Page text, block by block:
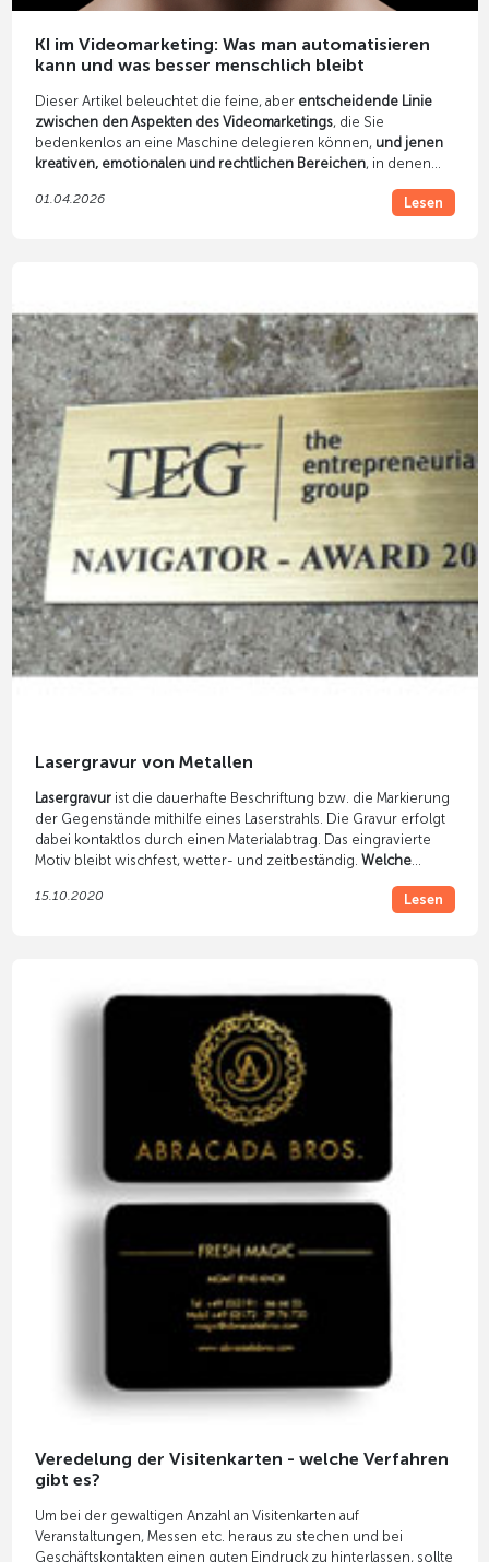
KI im Videomarketing: Was man automatisieren
kann und was besser menschlich bleibt
Dieser Artikel beleuchtet die feine, aber entscheidende Linie
zwischen den Aspekten des Videomarketings, die Sie
bedenkenlos an eine Maschine delegieren können, und jenen
kreativen, emotionalen und rechtlichen Bereichen, in denen
Nur wer diese Symbiose versteht, wird langfristig Kampagnen
01.04.2026 Lesen
Lasergravur von Metallen
Lasergravurist die dauerhafte Beschriftung bzw. die Markierung
der Gegenstände mithilfe eines Laserstrahls. Die Gravur erfolgt
dabei kontaktlos durch einen Materialabtrag. Das eingravierte
Motiv bleibt wischfest, wetter- und zeitbeständig. Welche
vorbehandelt werden?
15.10.2020 Lesen
Veredelung der Visitenkarten - welche Verfahren
gibt es?
Um bei der gewaltigen Anzahl an Visitenkarten auf
Veranstaltungen, Messen etc. heraus zu stechen und bei
Geschäftskontakten einen guten Eindruck zu hinterlassen, sollte